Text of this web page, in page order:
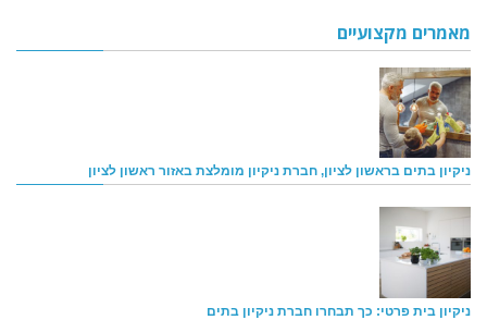
מאמרים מקצועיים
ניקיון בתים בראשון לציון, חברת ניקיון מומלצת באזור ראשון לציון
ניקיון בית פרטי: כך תבחרו חברת ניקיון בתים